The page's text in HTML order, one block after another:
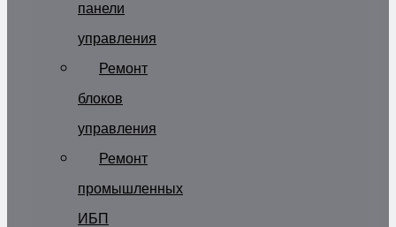
панели
управления
Ремонт
блоков
управления
Ремонт
промышленных
ИБП